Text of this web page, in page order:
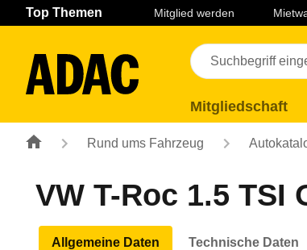
Navigation Seiteninhalt Fußzeile
Top Themen Mitglied werden
Mitgliedschaft
Rund ums Fahrzeug
VW T-Roc 1.5 TSI
Allgemeine Daten Technische Daten